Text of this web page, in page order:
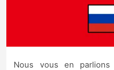
Nintendo Direct
Tests et previews
Nous vous en